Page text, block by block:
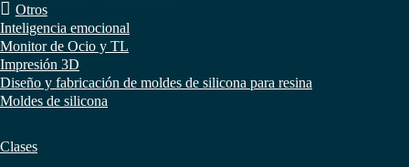
Otros
Inteligencia emocional
Monitor de Ocio y TL
Impresión 3D
Diseño y fabricación de moldes de silicona para resina
Moldes de silicona
Clases